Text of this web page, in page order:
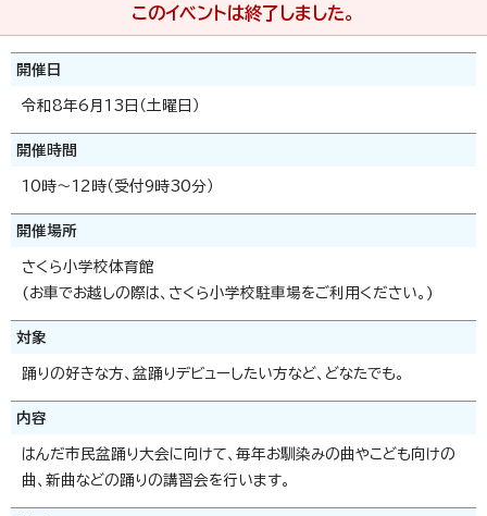
このイベントは終了しました。
開催日
令和8年6月13日（土曜日）
開催時間
10時～12時（受付9時30分）
開催場所
さくら小学校体育館
(お車でお越しの際は、さくら小学校駐車場をご利用ください。)
対象
踊りの好きな方、盆踊りデビューしたい方など、どなたでも。
内容
はんだ市民盆踊り大会に向けて、毎年お馴染みの曲やこども向けの
曲、新曲などの踊りの講習会を行います。